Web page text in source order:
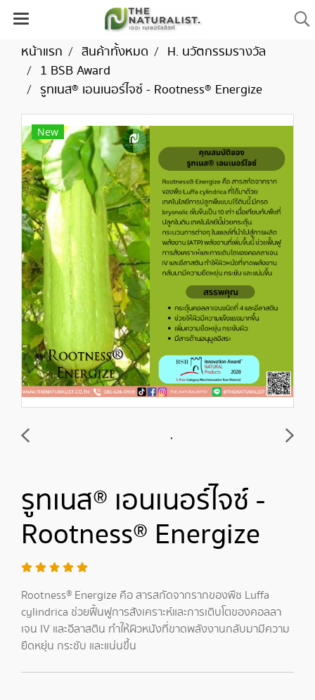
หน้าแรก สินค้าทั้งหมด
H. นวัตกรรมรางวัล
1 BSB Award
รูทเนส® เอนเนอร์ไจซ์ - Rootness® Energize
New
รูทเนส® เอนเนอร์ไจซ์ -
Rootness® Energize
Rootness® Energize คือ สารสกัดจากรากของพืช Luffa
cylindrica ช่วยฟื้นฟูการสังเคราะห์และการเติบโตของคอลลา
เจน IV และอีลาสติน ทำให้ผิวหนังที่ขาดพลังงานกลับมามีความ
ยืดหยุ่น กระชับ และแน่นขึ้น